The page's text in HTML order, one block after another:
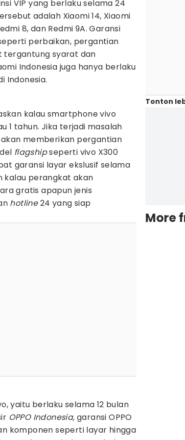
VIP yang berlaku selama 24
adalah Xiaomi 14, Xiaomi
8, dan Redmi 9A. Garansi
perbaikan, pergantian
tergantung syarat dan
Indonesia juga hanya berlaku
Indonesia.
kalau smartphone vivo
1 tahun. Jika terjadi masalah
akan memberikan pergantian
flagshipseperti vivo X300
garansi layar ekslusif selama
kalau perangkat akan
gratis apapun jenis
hotline24 yang siap
yaitu berlaku selama 12 bulan
OPPO Indonesia,garansi OPPO
komponen seperti layar hingga
Tonton
More